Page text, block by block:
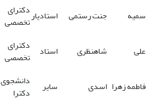
سمیه
جنت رستمی استادیاردکترای
تخصصی
علی شاهنظری استاد دکترای
تخصصی
فاطمه زهرا اسدی سایر دانشجوی
دکترا